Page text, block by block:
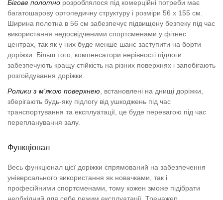
Бігове полотно розроблялося під комерційні потреби має
багатошарову ортопедичну структуру і розміри 56 х 155 см.
Ширина полотна в 56 см забезпечує підвищену безпеку під час
використання недосвідченими спортсменами у фітнес
центрах, так як у них буде менше шанс заступити на борти
доріжки. Більш того, компенсатори нерівності підлоги
забезпечують кращу стійкість на різних поверхнях і запобігають
розгойдування доріжки.
Ролики з м'якою поверхнею , встановлені на днищі доріжки,
зберігають будь-яку підлогу від ушкоджень під час
транспортування та експлуатації, це буде перевагою під час
перепланування залу.
Функціонал
Весь функціонал цієї доріжки спрямований на забезпечення
універсального використання як новачками, так і
професійними спортсменами, тому кожен зможе підібрати